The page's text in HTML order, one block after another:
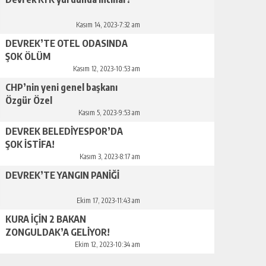
Kasım 14, 2023-7:32 am
DEVREK’TE OTEL ODASINDA
ŞOK ÖLÜM
Kasım 12, 2023-10:53 am
CHP’nin yeni genel başkanı
Özgür Özel
Kasım 5, 2023-9:53 am
DEVREK BELEDİYESPOR’DA
ŞOK İSTİFA!
Kasım 3, 2023-8:17 am
DEVREK’TE YANGIN PANİĞİ
Ekim 17, 2023-11:43 am
KURA İÇİN 2 BAKAN
ZONGULDAK’A GELİYOR!
Ekim 12, 2023-10:34 am